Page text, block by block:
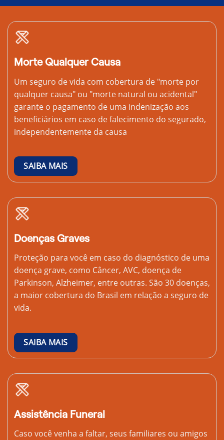
Morte Qualquer Causa
Um seguro de vida com cobertura de "morte por
qualquer causa" ou "morte natural ou acidental"
garante o pagamento de uma indenização aos
beneficiários em caso de falecimento do segurado,
independentemente da causa
SAIBA MAIS
Doenças Graves
Proteção para você em caso do diagnóstico de uma
doença grave, como Câncer, AVC, doença de
Parkinson, Alzheimer, entre outras. São 30 doenças,
a maior cobertura do Brasil em relação a seguro de
vida.
SAIBA MAIS
Assistência Funeral
Caso você venha a faltar, seus familiares ou amigos